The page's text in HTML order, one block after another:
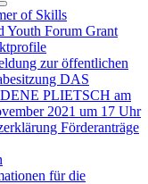
of Skills
Youth Forum Grant
zur öffentlichen
DAS
PLIETSCH am
2021 um 17 Uhr
Förderanträge
für die